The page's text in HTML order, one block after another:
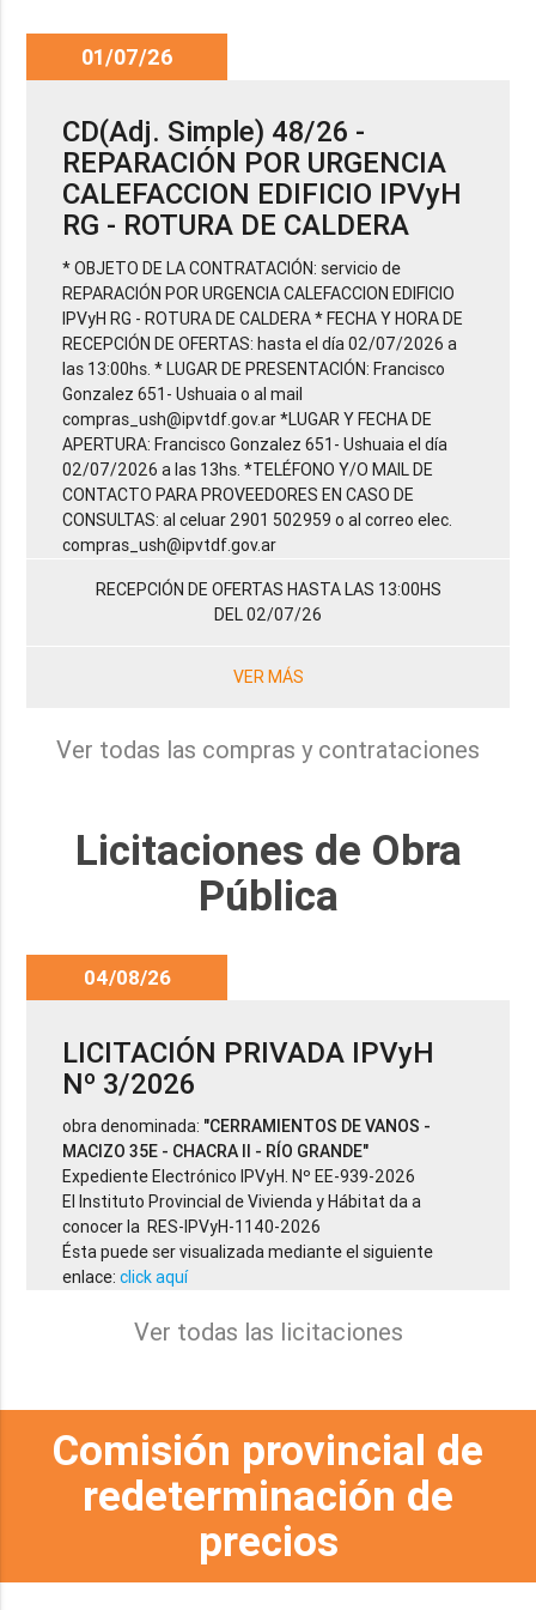
01/07/26
CD(Adj. Simple) 48/26 -
REPARACIÓN POR URGENCIA
CALEFACCION EDIFICIO IPVyH
RG - ROTURA DE CALDERA
* OBJETO DE LA CONTRATACIÓN: servicio de
REPARACIÓN POR URGENCIA CALEFACCION EDIFICIO
IPVyH RG - ROTURA DE CALDERA * FECHA Y HORA DE
RECEPCIÓN DE OFERTAS: hasta el día 02/07/2026 a
las 13:00hs. * LUGAR DE PRESENTACIÓN: Francisco
Gonzalez 651- Ushuaia o al mail
compras_ush@ipvtdf.gov.ar *LUGAR Y FECHA DE
APERTURA: Francisco Gonzalez 651- Ushuaia el día
02/07/2026 a las 13hs. *TELÉFONO Y/O MAIL DE
CONTACTO PARA PROVEEDORES EN CASO DE
CONSULTAS: al celuar 2901 502959 o al correo elec.
compras_ush@ipvtdf.gov.ar
RECEPCIÓN DE OFERTAS HASTA LAS 13:00HS
DEL 02/07/26
VER MÁS
Ver todas las compras y contrataciones
Licitaciones de Obra
Pública
04/08/26
LICITACIÓN PRIVADA IPVyH
Nº 3/2026
obra denominada: "CERRAMIENTOS DE VANOS -
MACIZO 35E - CHACRA II - RÍO GRANDE"
Expediente Electrónico IPVyH. Nº EE-939-2026
El Instituto Provincial de Vivienda y Hábitat da a
conocer la RES-IPVyH-1140-2026
Ésta puede ser visualizada mediante el siguiente
enlace:click aquí
Ver todas las licitaciones
Comisión provincial de
redeterminación de
precios